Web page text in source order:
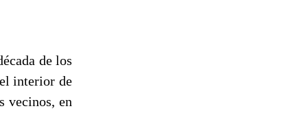
de los
interior de
vecinos, en